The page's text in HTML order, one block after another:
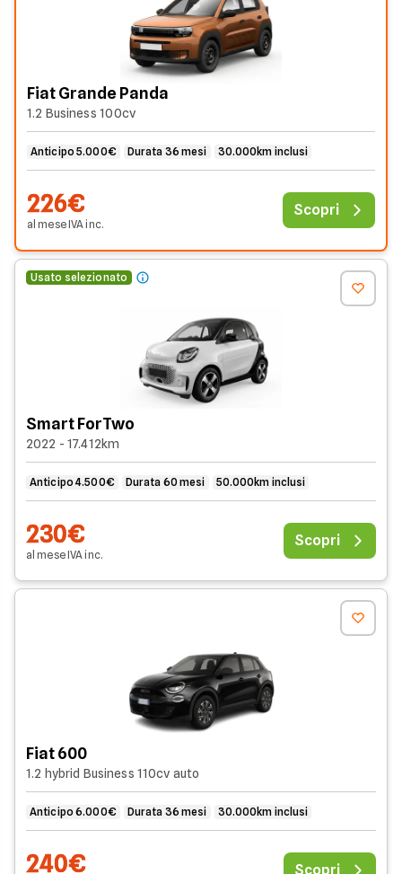
Fiat Grande Panda
1.2 Business 100cv
Anticipo 5.000€ Durata 36 mesi 30.000km inclusi
226€
al meseIVAinc.
Scopri
Usato selezionato
Smart ForTwo
2022 - 17.412km
Anticipo 4.500€ Durata 60 mesi 50.000km inclusi
230€
al meseIVAinc.
Scopri
Fiat 600
1.2 hybrid Business 110cv auto
Anticipo 6.000€ Durata 36 mesi 30.000km inclusi
240€ Scopri